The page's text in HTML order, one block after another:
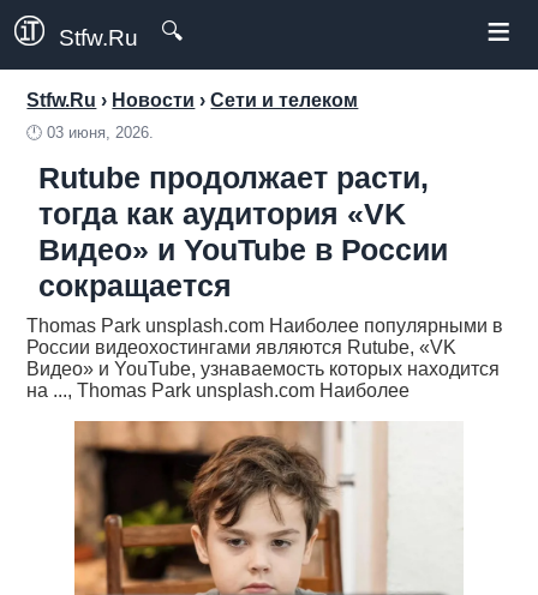
Stfw.Ru 🔍 ≡
Stfw.Ru › Новости ›Сети и телеком
🕛03 июня, 2026.
Rutube продолжает расти,
тогда как аудитория «VK
Видео» и YouTube в России
сокращается
Thomas Park unsplash.com Наиболее популярными в
России видеохостингами являются Rutube, «VK
Видео» и YouTube, узнаваемость которых находится
на ..., Thomas Park unsplash.com Наиболее